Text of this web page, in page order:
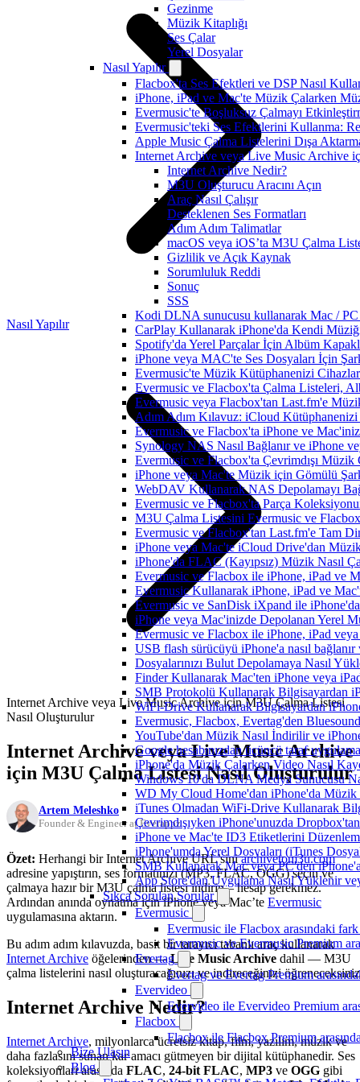
Gezinme
Müzik Kitaplığı
Ses Çalar
Yerel Dosyalar
Nasıl Yapılır
Flacbox'ta Ses Efektleri ve DSP Nasıl
iPhone, iPad ve Mac'te Müzik Çalarken
Evermusic'te Boşluksuz Çalmayı
Evermusic'teki Ses Efektlerini Kullanma:
Apple Music Çalma Listelerini Dışa
Internet Archive veya Live Music Archive
Internet Archive Nedir?
M3U Oluşturucu Aracını Açın
Araç Nasıl Çalışır
Desteklenen Ses Formatları
Adım Adım Talimatlar
macOS veya iOS’ta M3U Çalma
Gizlilik ve Açık Kaynak
Sorumluluk Reddi
Sonuç
SSS
Kodi DLNA sunucusu kullanarak Mac / PC
CarPlay Kullanarak iPhone'da Kendi
Spotify'da Yerel Parçalar İçin Albüm
iPhone veya MAC'te Ses Dosyaları İçin
Evermusic'te Müzik Kütüphanenizi Cihazlar
Evermusic ve Flacbox'ta Çalma Listeleri,
Evermusic veya Flacbox'tan Last.fm'e
Adım Adım Kılavuz: iCloud
Evermusic ve Flacbox'ta iPhone ve
Synology NAS Nasıl Bağlanır ve iPhone
Evermusic ve Flacbox'ta Çevrimdışı
iPhone veya Mac'te Müzik için Gömülü
WebDAV Kullanarak NAS Depolamayı
Evermusic ve Flacbox'ta Parça
M3U Çalma Listesini Evermusic ve
Evermusic ve Flacbox'tan Last.fm'e Tam
iPhone veya Mac'te iCloud Drive'dan
iPhone'da FLAC (Kayıpsız) Müzik Nasıl
Evermusic ve Flacbox ile iPhone, iPad ve
Evermusic Kullanarak iPhone, iPad ve
Evermusic ve SanDisk iXpand ile
iPhone veya Mac'inizde Depolanan Yerel
Evermusic ve Flacbox ile iPhone, iPad
USB flash sürücüyü iPhone'a nasıl
Dosyalarınızı Bulut Depolamaya Nasıl
Finder Kullanarak Mac'ten iPhone veya
SMB Protokolü Kullanarak Bilgisayardan
WiFi-Drive Kullanarak Bilgisayardan
Evermusic, Flacbox, Evertag'den
YouTube'dan Müzik Nasıl İndirilir ve
Google hesabınızdan üçüncü taraf
iPhone'da Müzik Çalarken Video Nasıl
Windows 10'da DLNA Medya Sunucusu
WD My Cloud Home'dan iPhone'da Müzik
iTunes Olmadan WiFi-Drive Kullanarak
Çevrimdışıyken iPhone'unuzda
iPhone ve Mac'te ID3 Etiketlerini
iPhone'umda Yerel Dosyaları (iTunes
SMB Kullanarak Mac veya PC'den
App Store'dan Uygulama Nasıl Yüklenir
Sıkça Sorulan Sorular
Evermusic
Evermusic ile Flacbox arasındaki
Evermusic ve Evermusic Premium
Evertag
Evertag ve Evertag Premium
Evervideo
Evervideo ile Evervideo Premium
Flacbox
Flacbox ile Flacbox Premium
Bize Ulaşın
Blog
Nasıl Yapılır
Internet Archive veya Live Music Archive için M3U Çalma Listesi
Nasıl Oluşturulur
Internet Archive veya Live Music Archive
için M3U Çalma Listesi Nasıl Oluşturulur
Artem Meleshko
Founder & Engineer at Everappz
Özet: Herhangi bir Internet Archive URL’siniarchivetom3u.com
adresine yapıştırın, ses formatınızı (MP3, FLAC, OGG) seçin ve
çalmaya hazır bir M3U çalma listesi indirin – hesap gerekmez.
Ardından anında oynatma için iPhone veya Mac’te Evermusic
uygulamasına aktarın.
Bu adım adım kılavuzda, basit bir tarayıcı tabanlı araç kullanarak
Internet Archive öğelerinden —Live Music Archive dahil — M3U
çalma listelerini nasıl oluşturacağınızı ve indireceğinizi
Internet Archive Nedir?
Internet Archive, milyonlarca ücretsiz kitap, film, yazılım, müzik ve
daha fazlasını sunan kar amacı gütmeyen bir dijital kütüphanedir. Ses
koleksiyonları arasında FLAC, 24-bit FLAC, MP3 ve OGG gibi